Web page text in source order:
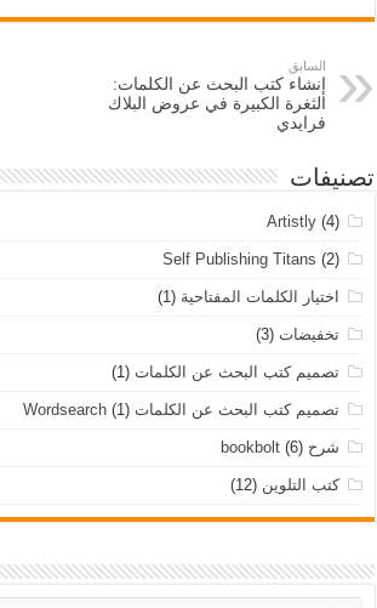
السابق
إنشاء كتب البحث عن الكلمات:
الثغرة الكبيرة في عروض البلاك
فرايدي
تصنيفات
Artistly(4)
Self Publishing Titans (2)
اختيار الكلمات المفتاحية (1)
تخفيضات (3)
تصميم كتب البحث عن الكلمات (1)
تصميم كتب البحث عن الكلمات Wordsearch(1)
شرح bookbolt(6)
كتب التلوين (12)